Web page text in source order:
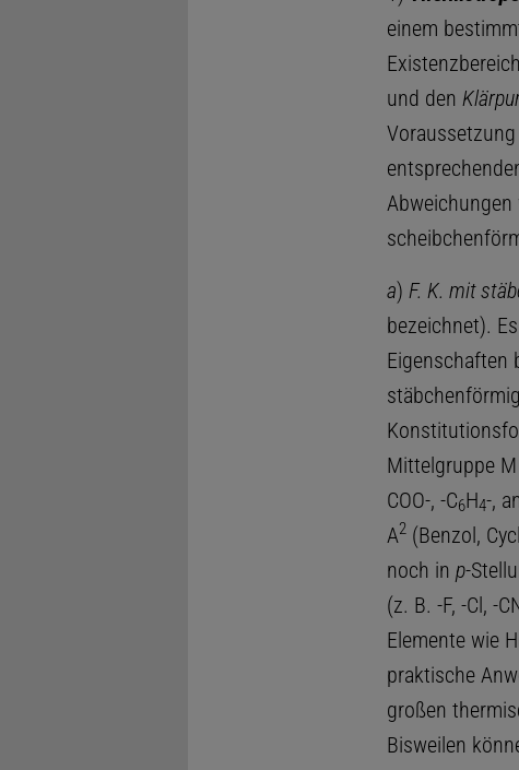
einem
und den
a) F. K. mit
bezeichnet).
Eigenschaften
Mittelgruppe M
COO-, -C6H4-,
A2(Benzol,
noch in p-
(z. B. -F, -Cl, -
Elemente wie
praktische
großen
Bisweilen